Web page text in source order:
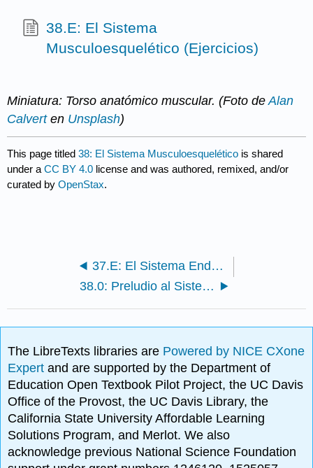
38.E: El Sistema
Musculoesquelético (Ejercicios)
Miniatura: Torso anatómico muscular. (Foto deAlan
Calverten Unsplash)
This page titled38: El Sistema Musculoesquelético is shared
under aCC BY 4.0 license and was authored, remixed, and/or
curated byOpenStax.
37.E: El Sistema Endocrino (Ejercicios)
38.0: Preludio al Sistema Musculoesquelético
The LibreTexts libraries are Powered by NICE CXone
Expertand are supported by the Department of
Education Open Textbook Pilot Project, the UC Davis
Office of the Provost, the UC Davis Library, the
California State University Affordable Learning
Solutions Program, and Merlot. We also
acknowledge previous National Science Foundation